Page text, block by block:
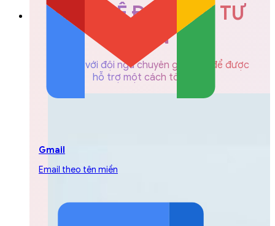
LIÊN HỆ ĐỘI NGŨ TƯ
VẤN
Liên hệ với đội ngũ chuyên gia GCS để được
hỗ trợ một cách tốt nhất
Gmail
Email theo tên miền